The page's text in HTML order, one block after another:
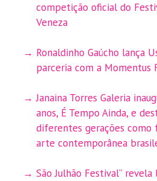
competição oficial do
Veneza
Ronaldinho Gaúcho lança
parceria com a Momentus
Janaina Torres Galeria
anos, É Tempo Ainda, e
diferentes gerações como
arte contemporânea
São Julhão Festival”